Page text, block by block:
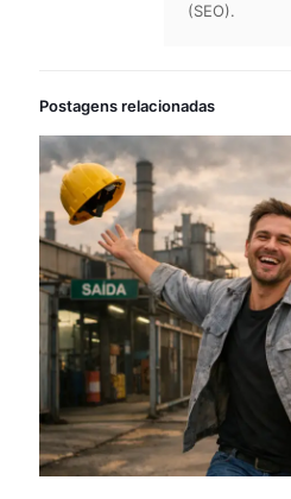
(SEO).
Postagens relacionadas